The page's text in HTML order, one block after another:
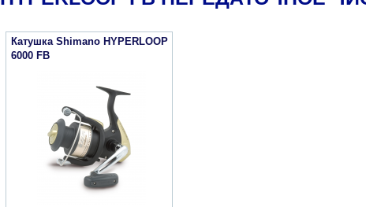
Катушка Shimano HYPERLOOP
6000 FB